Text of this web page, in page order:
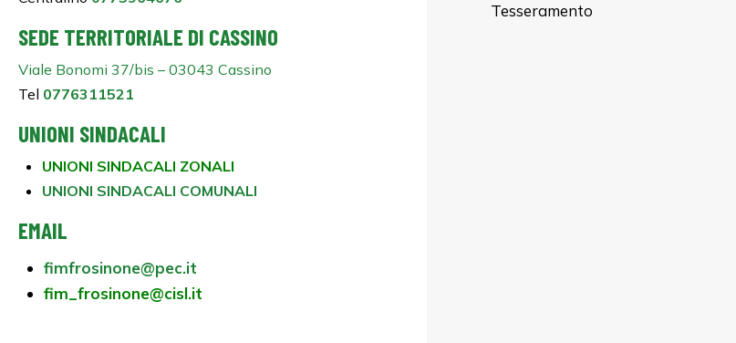
SEDE TERRITORIALE DI CASSINO
Viale Bonomi 37/bis – 03043 Cassino
Tel 0776311521
UNIONI SINDACALI
UNIONI SINDACALI ZONALI
UNIONI SINDACALI COMUNALI
EMAIL
fimfrosinone@pec.it
fim_frosinone@cisl.it
Tesseramento